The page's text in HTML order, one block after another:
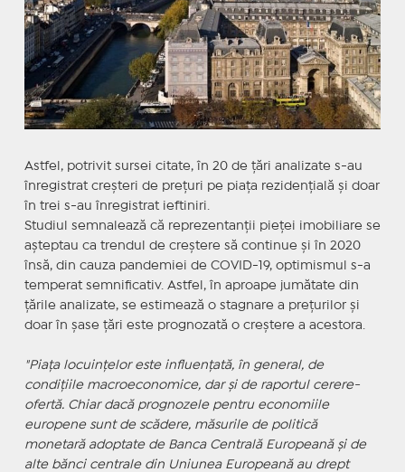
Astfel, potrivit sursei citate, în 20 de țări analizate s-au
înregistrat creşteri de preţuri pe piaţa rezidenţială şi doar
în trei s-au înregistrat ieftiniri.
Studiul semnalează că reprezentanţii pieţei imobiliare se
aşteptau ca trendul de creştere să continue şi în 2020
însă, din cauza pandemiei de COVID-19, optimismul s-a
temperat semnificativ. Astfel, în aproape jumătate din
ţările analizate, se estimează o stagnare a preţurilor şi
doar în şase ţări este prognozată o creştere a acestora.
"Piaţa locuinţelor este influenţată, în general, de
condiţiile macroeconomice, dar şi de raportul cerere-
ofertă. Chiar dacă prognozele pentru economiile
europene sunt de scădere, măsurile de politică
monetară adoptate de Banca Centrală Europeană şi de
alte bănci centrale din Uniunea Europeană au drept